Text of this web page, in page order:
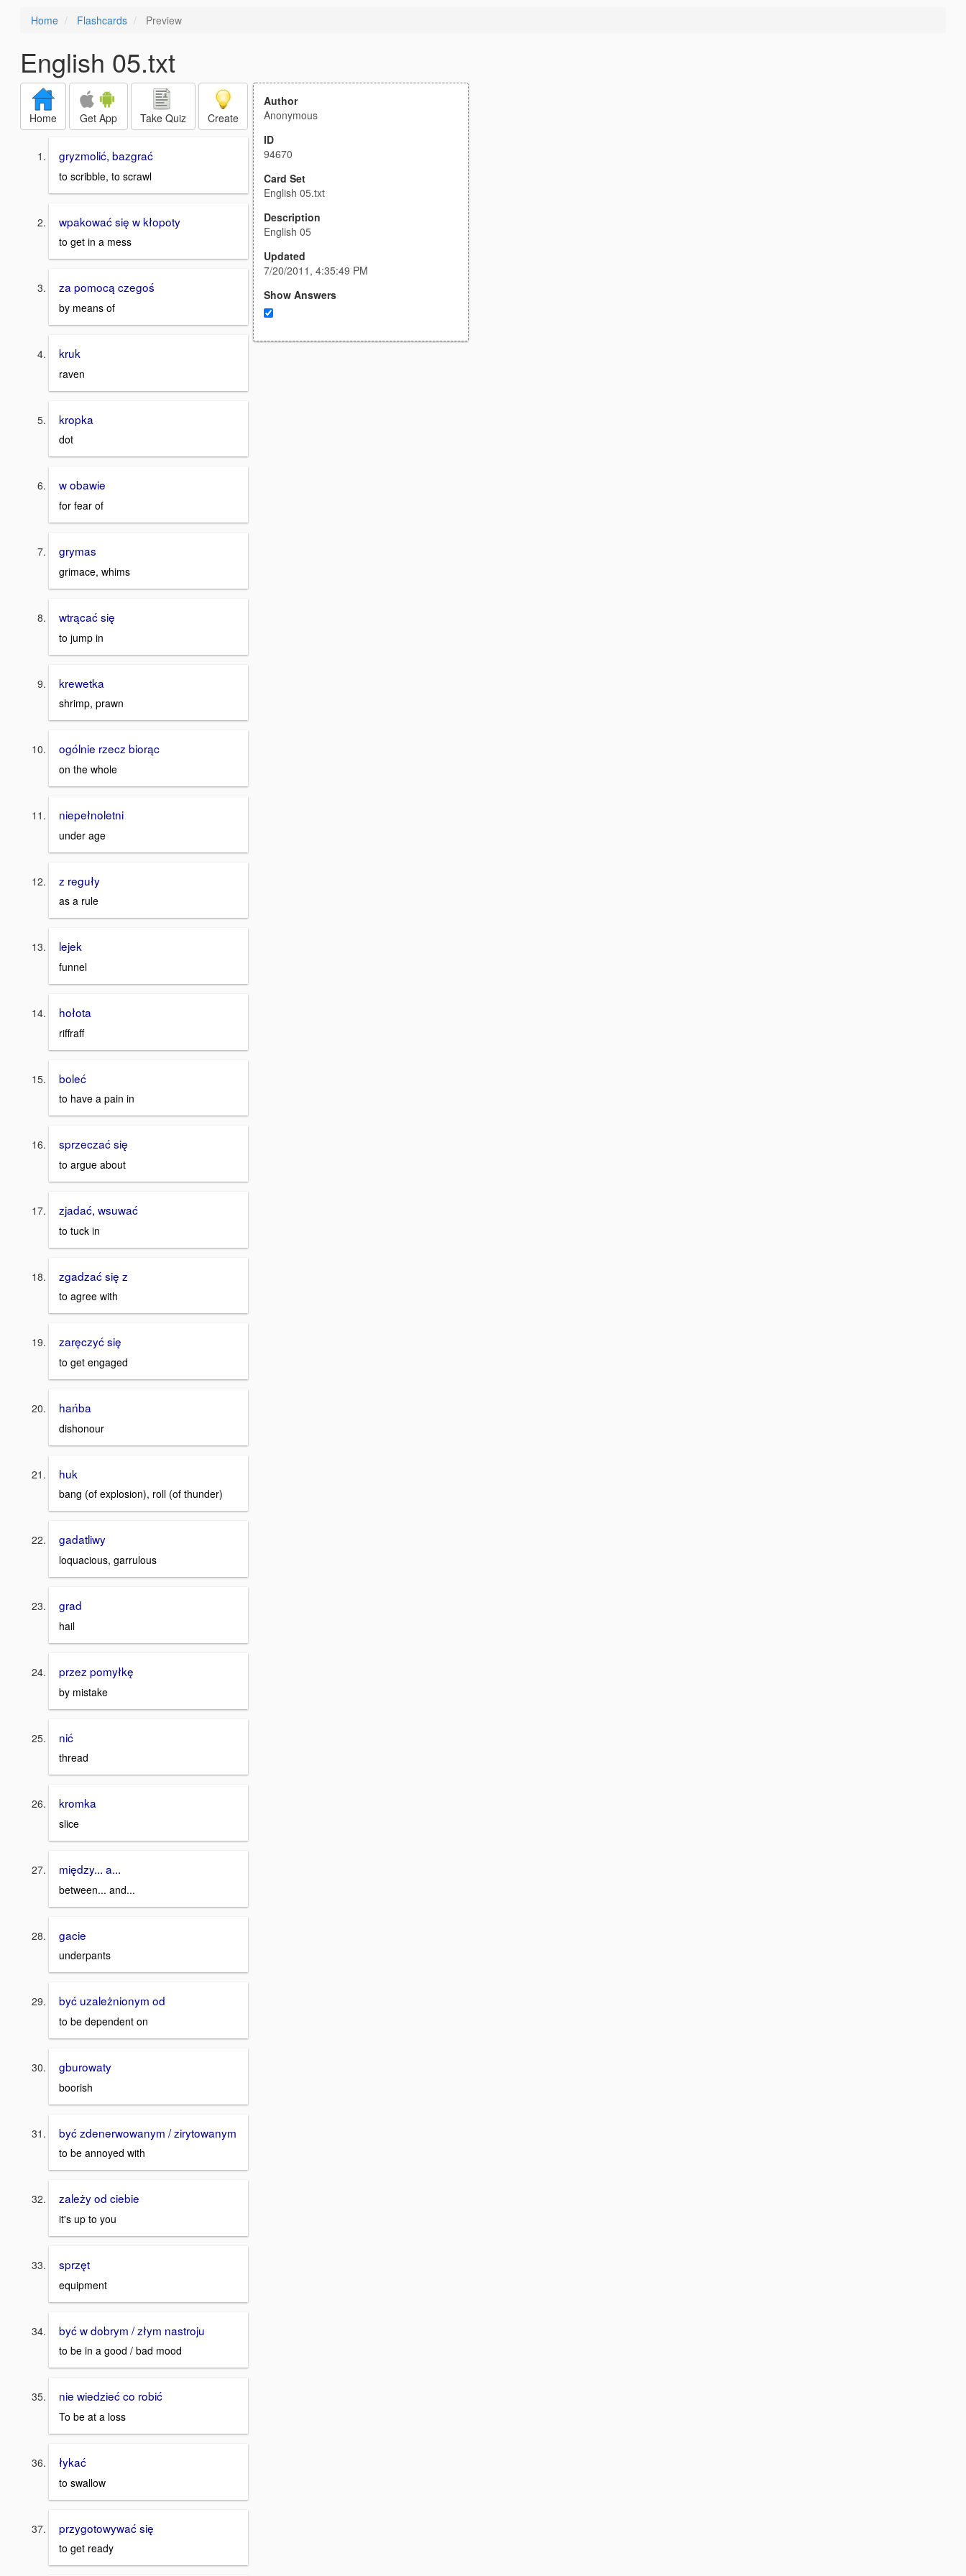
Home Flashcards Preview
English 05.txt
Home Get App Take Quiz Create
gryzmolić, bazgrać
to scribble, to scrawl
wpakować się w kłopoty
to get in a mess
za pomocą czegoś
by means of
kruk
raven
kropka
dot
w obawie
for fear of
grymas
grimace, whims
wtrącać się
to jump in
krewetka
shrimp, prawn
ogólnie rzecz biorąc
on the whole
niepełnoletni
under age
z reguły
as a rule
lejek
funnel
hołota
riffraff
boleć
to have a pain in
sprzeczać się
to argue about
zjadać, wsuwać
to tuck in
zgadzać się z
to agree with
zaręczyć się
to get engaged
hańba
dishonour
huk
bang (of explosion), roll (of thunder)
gadatliwy
loquacious, garrulous
grad
hail
przez pomyłkę
by mistake
nić
thread
kromka
slice
między... a...
between... and...
gacie
underpants
być uzależnionym od
to be dependent on
gburowaty
boorish
być zdenerwowanym / zirytowanym
to be annoyed with
zależy od ciebie
it's up to you
sprzęt
equipment
być w dobrym / złym nastroju
to be in a good / bad mood
nie wiedzieć co robić
To be at a loss
łykać
to swallow
przygotowywać się
to get ready
Author
Anonymous
ID
94670
Card Set
English 05.txt
Description
English 05
Updated
7/20/2011, 4:35:49 PM
Show Answers